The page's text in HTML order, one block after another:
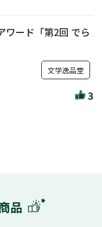
ワード「第2回 でら
文学逸品堂
3
品